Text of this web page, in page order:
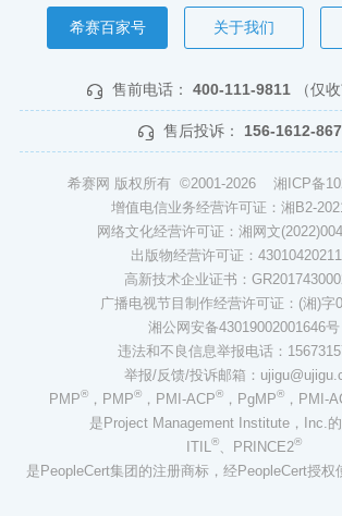
希赛百家号 关于我们
售前电话： 400-111-9811 （仅
售后投诉： 156-1612-
希赛网 版权所有 ©2001-2026 湘ICP备
增值电信业务经营许可证：湘B2-
网络文化经营许可证：湘网文
出版物经营许可证：
高新技术企业证书：
广播电视节目制作经营许可证：(湘)字
湘公网安备43019002001646号
违法和不良信息举报电话：
举报/反馈/投诉邮箱：
PMP®，PMP®，PMI-ACP®，PgMP®，PMI-
是Project Management Institute，Inc.
ITIL®、PRINCE2®
是PeopleCert集团的注册商标，经PeopleCert授权